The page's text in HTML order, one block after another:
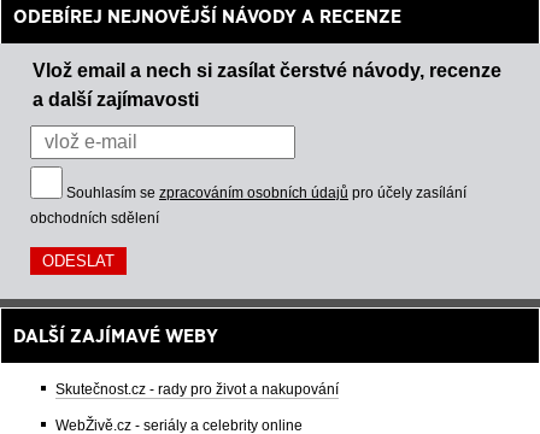
ODEBÍREJ NEJNOVĚJŠÍ NÁVODY A RECENZE
Vlož email a nech si zasílat čerstvé návody, recenze
a další zajímavosti
Souhlasím se zpracováním osobních údajů pro účely zasílání
obchodních sdělení
DALŠÍ ZAJÍMAVÉ WEBY
Skutečnost.cz - rady pro život a nakupování
WebŽivě.cz - seriály a celebrity online